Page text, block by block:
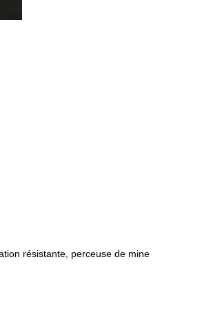
résistante, perceuse de mine